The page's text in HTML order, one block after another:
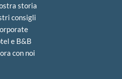
storia
consigli
e B&B
con noi